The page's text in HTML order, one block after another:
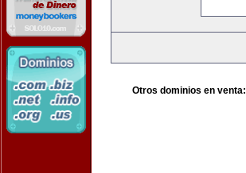
Otros dominios en venta: